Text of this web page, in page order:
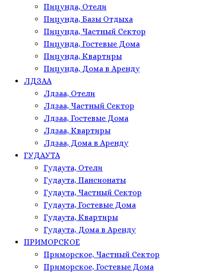
Пицунда, Отели
Пицунда, Базы Отдыха
Пицунда, Частный Сектор
Пицунда, Гостевые Дома
Пицунда, Квартиры
Пицунда, Дома в Аренду
ЛДЗАА
Лдзаа, Отели
Лдзаа, Частный Сектор
Лдзаа, Гостевые Дома
Лдзаа, Квартиры
Лдзаа, Дома в Аренду
ГУДАУТА
Гудаута, Отели
Гудаута, Пансионаты
Гудаута, Частный Сектор
Гудаута, Гостевые Дома
Гудаута, Квартиры
Гудаута, Дома в Аренду
ПРИМОРСКОЕ
Приморское, Частный Сектор
Приморское, Гостевые Дома